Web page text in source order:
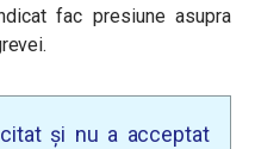
fac presiune asupra
și nu a acceptat